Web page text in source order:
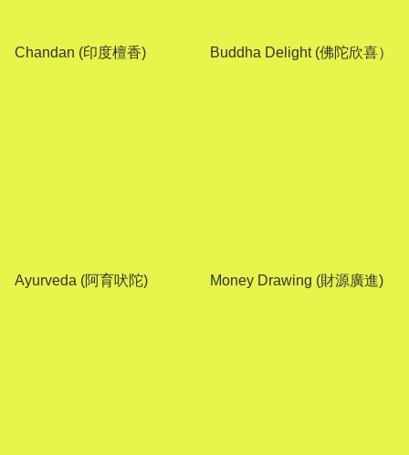
Chandan (印度檀香) Buddha Delight (佛陀欣喜）
Ayurveda (阿育吠陀) Money Drawing (財源廣進)